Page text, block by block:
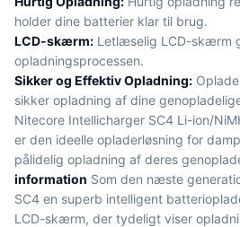
holder dine batterier klar til brug.
LCD-skærm: Letlæselig LCD-skærm
opladningsprocessen.
Sikker og Effektiv Opladning:
sikker opladning af dine
Nitecore Intellicharger SC4 Li-ion/
er den ideelle opladerløsning for
pålidelig opladning af deres
information Som den næste
SC4 en superb intelligent
LCD-skærm, der tydeligt viser